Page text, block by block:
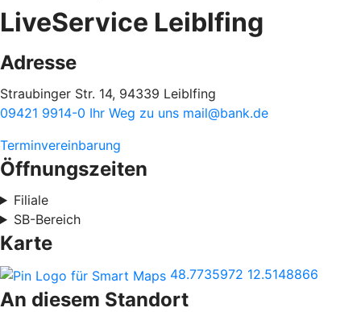
LiveService Leiblfing
Adresse
Straubinger Str. 14, 94339 Leiblfing
09421 9914-0 Ihr Weg zu uns mail@bank.de
Terminvereinbarung
Öffnungszeiten
Filiale
SB-Bereich
Karte
48.7735972 12.5148866
An diesem Standort